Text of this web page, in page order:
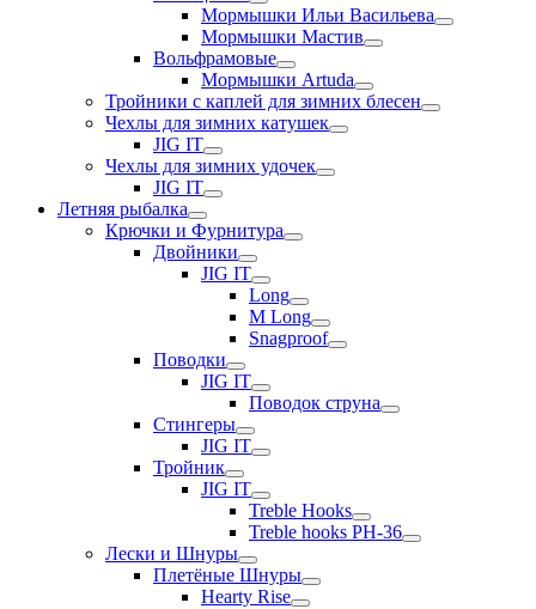
Мормышки Ильи Васильева
Мормышки Мастив
Вольфрамовые
Мормышки Artuda
Тройники с каплей для зимних блесен
Чехлы для зимних катушек
JIG IT
Чехлы для зимних удочек
JIG IT
Летняя рыбалка
Крючки и Фурнитура
Двойники
JIG IT
Long
M Long
Snagproof
Поводки
JIG IT
Поводок струна
Стингеры
JIG IT
Тройник
JIG IT
Treble Hooks
Treble hooks PH-36
Лески и Шнуры
Плетёные Шнуры
Hearty Rise